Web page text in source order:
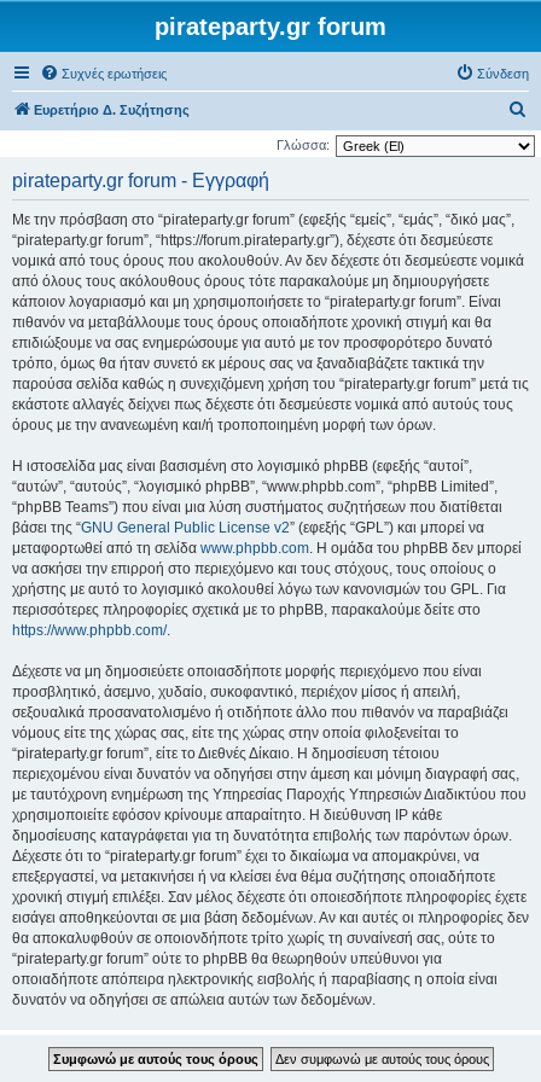
pirateparty.gr forum
Συχνές ερωτήσεις Σύνδεση
Ευρετήριο Δ. Συζήτησης
ν
Γλώσσα:
pirateparty.gr forum - Εγγραφή
Με την πρόσβαση στο “pirateparty.gr forum” (εφεξής “εμείς”, “εμάς”, “δικό μας”,
“pirateparty.gr forum”, “https://forum.pirateparty.gr”), δέχεστε ότι δεσμεύεστε
νομικά από τους όρους που ακολουθούν. Αν δεν δέχεστε ότι δεσμεύεστε νομικά
από όλους τους ακόλουθους όρους τότε παρακαλούμε μη δημιουργήσετε
κάποιον λογαριασμό και μη χρησιμοποιήσετε το “pirateparty.gr forum”. Είναι
πιθανόν να μεταβάλλουμε τους όρους οποιαδήποτε χρονική στιγμή και θα
επιδιώξουμε να σας ενημερώσουμε για αυτό με τον προσφορότερο δυνατό
τρόπο, όμως θα ήταν συνετό εκ μέρους σας να ξαναδιαβάζετε τακτικά την
παρούσα σελίδα καθώς η συνεχιζόμενη χρήση του “pirateparty.gr forum” μετά τις
εκάστοτε αλλαγές δείχνει πως δέχεστε ότι δεσμεύεστε νομικά από αυτούς τους
όρους με την ανανεωμένη και/ή τροποποιημένη μορφή των όρων.
Η ιστοσελίδα μας είναι βασισμένη στο λογισμικό phpBB (εφεξής “αυτοί”,
“αυτών”, “αυτούς”, “λογισμικό phpBB”, “www.phpbb.com”, “phpBB Limited”,
“phpBB Teams”) που είναι μια λύση συστήματος συζητήσεων που διατίθεται
βάσει της “GNU General Public License v2” (εφεξής “GPL”) και μπορεί να
μεταφορτωθεί από τη σελίδα www.phpbb.com. Η ομάδα του phpBB δεν μπορεί
να ασκήσει την επιρροή στο περιεχόμενο και τους στόχους, τους οποίους ο
χρήστης με αυτό το λογισμικό ακολουθεί λόγω των κανονισμών του GPL. Για
περισσότερες πληροφορίες σχετικά με το phpBB, παρακαλούμε δείτε στο
https://www.phpbb.com/.
Δέχεστε να μη δημοσιεύετε οποιασδήποτε μορφής περιεχόμενο που είναι
προσβλητικό, άσεμνο, χυδαίο, συκοφαντικό, περιέχον μίσος ή απειλή,
σεξουαλικά προσανατολισμένο ή οτιδήποτε άλλο που πιθανόν να παραβιάζει
νόμους είτε της χώρας σας, είτε της χώρας στην οποία φιλοξενείται το
“pirateparty.gr forum”, είτε το Διεθνές Δίκαιο. Η δημοσίευση τέτοιου
περιεχομένου είναι δυνατόν να οδηγήσει στην άμεση και μόνιμη διαγραφή σας,
με ταυτόχρονη ενημέρωση της Υπηρεσίας Παροχής Υπηρεσιών Διαδικτύου που
χρησιμοποιείτε εφόσον κρίνουμε απαραίτητο. Η διεύθυνση IP κάθε
δημοσίευσης καταγράφεται για τη δυνατότητα επιβολής των παρόντων όρων.
Δέχεστε ότι το “pirateparty.gr forum” έχει το δικαίωμα να απομακρύνει, να
επεξεργαστεί, να μετακινήσει ή να κλείσει ένα θέμα συζήτησης οποιαδήποτε
χρονική στιγμή επιλέξει. Σαν μέλος δέχεστε ότι οποιεσδήποτε πληροφορίες έχετε
εισάγει αποθηκεύονται σε μια βάση δεδομένων. Αν και αυτές οι πληροφορίες δεν
θα αποκαλυφθούν σε οποιονδήποτε τρίτο χωρίς τη συναίνεσή σας, ούτε το
“pirateparty.gr forum” ούτε το phpBB θα θεωρηθούν υπεύθυνοι για
οποιαδήποτε απόπειρα ηλεκτρονικής εισβολής ή παραβίασης η οποία είναι
δυνατόν να οδηγήσει σε απώλεια αυτών των δεδομένων.